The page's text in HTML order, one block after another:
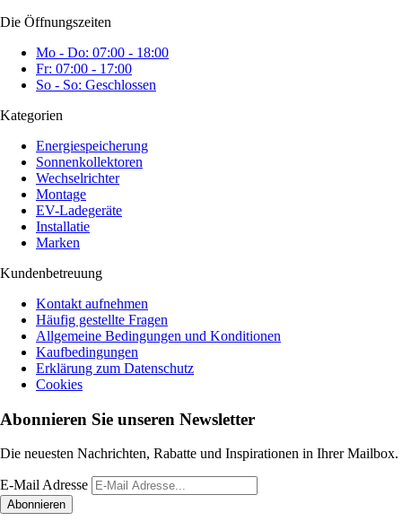
Die Öffnungszeiten
Mo - Do: 07:00 - 18:00
Fr: 07:00 - 17:00
So - So: Geschlossen
Kategorien
Energiespeicherung
Sonnenkollektoren
Wechselrichter
Montage
EV-Ladegeräte
Installatie
Marken
Kundenbetreuung
Kontakt aufnehmen
Häufig gestellte Fragen
Allgemeine Bedingungen und Konditionen
Kaufbedingungen
Erklärung zum Datenschutz
Cookies
Abonnieren Sie unseren Newsletter
Die neuesten Nachrichten, Rabatte und Inspirationen in Ihrer Mailbox.
E-Mail Adresse
Abonnieren